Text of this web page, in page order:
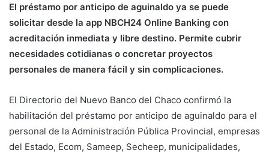
El préstamo por anticipo de aguinaldo ya se puede
solicitar desde la app NBCH24 Online Banking con
acreditación inmediata y libre destino. Permite cubrir
necesidades cotidianas o concretar proyectos
personales de manera fácil y sin complicaciones.
El Directorio del Nuevo Banco del Chaco confirmó la
habilitación del préstamo por anticipo de aguinaldo para el
personal de la Administración Pública Provincial, empresas
del Estado, Ecom, Sameep, Secheep, municipalidades,